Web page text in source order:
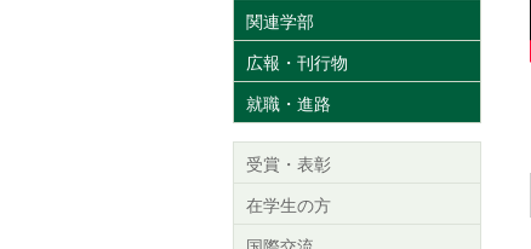
関連学部
広報・刊行物
就職・進路
受賞・表彰
在学生の方